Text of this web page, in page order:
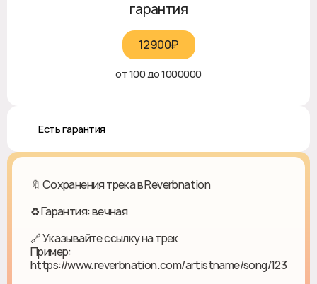
гарантия
12900₽‎
от 100 до 1000000
♻️ Есть гарантия
🔖 Сохранения трека в Reverbnation
♻ Гарантия: вечная
🔗 Указывайте ссылку на трек
Пример:
https://www.reverbnation.com/artistname/song/123